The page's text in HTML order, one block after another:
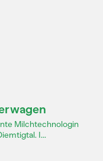
Milchtechnologin
I...